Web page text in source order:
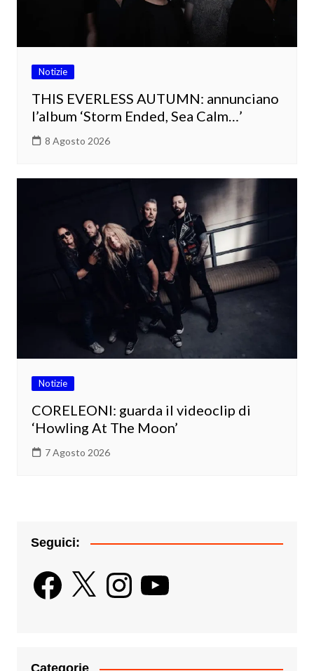
Notizie
THIS EVERLESS AUTUMN: annunciano
l’album ‘Storm Ended, Sea Calm…’
8 Agosto 2026
Notizie
CORELEONI: guarda il videoclip di
‘Howling At The Moon’
7 Agosto 2026
Seguici:
Facebook
X InstagramYouTube